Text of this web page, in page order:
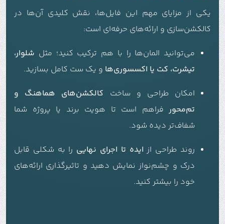
یکی از مزایای مهم این فایل‌ها، نقش کلیدی آن‌ها در
کالکشن‌سازی و ارائه‌های حرفه‌ای است:
می‌توانید المان‌ها را با هم ترکیب کنید؛ مثل شلوار،
تیشرت، کت یا اکسسوری‌ها و یک ست کامل بسازید.
امکان طراحی و ساخت کالکشن‌های هماهنگ و
تم‌محور فراهم است تا هویت برند یا پروژه شما
شفاف‌تر دیده شود.
روند طراحی از ایده تا اجرای نهایی را به شکلی قابل
درک و چشم‌نواز نمایش دهید و تاثیرگذاری ارائه‌های
خود را بیشتر کنید.